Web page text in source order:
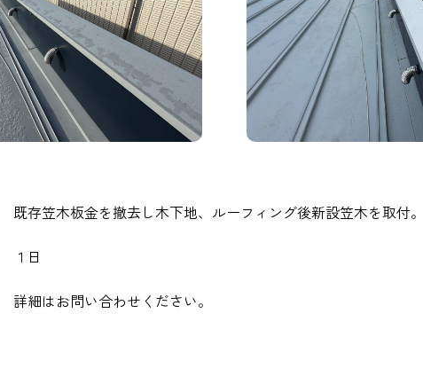
既存笠木板金を撤去し木下地、ルーフィング後新設笠木を取付
１日
詳細はお問い合わせください。